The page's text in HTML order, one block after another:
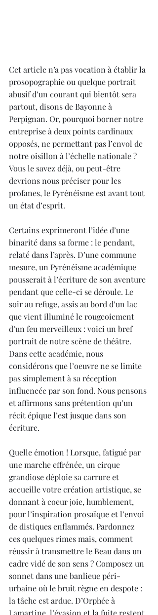
Cet article n’a pas vocation à établir la
prosopographie ou quelque portrait
abusif d’un courant qui bientôt sera
partout, disons de Bayonne à
Perpignan. Or, pourquoi borner notre
entreprise à deux points cardinaux
opposés, ne permettant pas l’envol de
notre oisillon à l’échelle nationale ?
Vous le savez déjà, ou peut-être
devrions nous préciser pour les
profanes, le Pyrénéisme est avant tout
un état d’esprit.
Certains exprimeront l’idée d’une
binarité dans sa forme : le pendant,
relaté dans l’après. D’une commune
mesure, un Pyrénéisme académique
pousserait à l’écriture de son aventure
pendant que celle-ci se déroule. Le
soir au refuge, assis au bord d’un lac
que vient illuminé le rougeoiement
d’un feu merveilleux : voici un bref
portrait de notre scène de théâtre.
Dans cette académie, nous
considérons que l’oeuvre ne se limite
pas simplement à sa réception
influencée par son fond. Nous pensons
et affirmons sans prétention qu’un
récit épique l’est jusque dans son
écriture.
Quelle émotion ! Lorsque, fatigué par
une marche effrénée, un cirque
grandiose déploie sa carrure et
accueille votre création artistique, se
donnant à coeur joie, humblement,
pour l’inspiration prosaïque et l’envoi
de distiques enflammés. Pardonnez
ces quelques rimes mais, comment
réussir à transmettre le Beau dans un
cadre vidé de son sens ? Composez un
sonnet dans une banlieue péri-
urbaine où le bruit règne en despote :
la tâche est ardue. D’Orphée à
Lamartine, l’évasion et la fuite restent